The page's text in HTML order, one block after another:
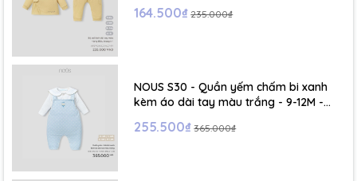
- Size XL :2- 6 tuổi 164.500₫ 235.000₫
NOUS S30 - Quần yếm chấm bi xanh
kèm áo dài tay màu trắng - 9-12M -
255.500₫ 365.000₫